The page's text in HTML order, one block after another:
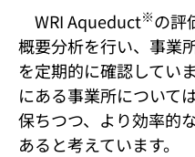
WRI Aqueduct※の評
概要分析を行い、事業
を定期的に確認してい
にある事業所について
保ちつつ、より効率的
あると考えています。